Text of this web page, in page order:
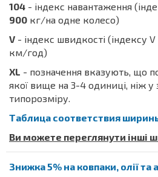
104 - індекс навантаження
900 кг/на одне колесо)
V - індекс швидкості (індексу
км/год)
XL - позначення вказують, що
якої вище на 3-4 одиниці, ніж
типорозміру.
Таблица соответствия
Ви можете переглянути інші
Знижка 5% на ковпаки, олії